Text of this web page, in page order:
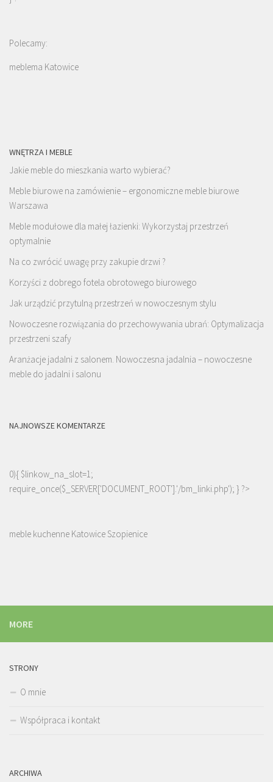
Polecamy:
meblema Katowice
WNĘTRZA I MEBLE
Jakie meble do mieszkania warto wybierać?
Meble biurowe na zamówienie – ergonomiczne meble biurowe
Warszawa
Meble modułowe dla małej łazienki: Wykorzystaj przestrzeń
optymalnie
Na co zwrócić uwagę przy zakupie drzwi ?
Korzyści z dobrego fotela obrotowego biurowego
Jak urządzić przytulną przestrzeń w nowoczesnym stylu
Nowoczesne rozwiązania do przechowywania ubrań: Optymalizacja
przestrzeni szafy
Aranżacje jadalni z salonem. Nowoczesna jadalnia – nowoczesne
meble do jadalni i salonu
NAJNOWSZE KOMENTARZE
0){ $linkow_na_slot=1;
require_once($_SERVER['DOCUMENT_ROOT'].'/bm_linki.php'); } ?>
meble kuchenne Katowice Szopienice
MORE
STRONY
O mnie
Współpraca i kontakt
ARCHIWA